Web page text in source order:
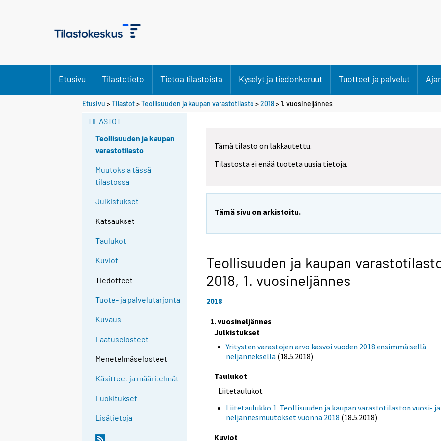
Etusivu Tilastotieto Tietoa tilastoista Kyselyt ja tiedonkeruut Tuotteet ja palvelut
Etusivu >Tilastot>Teollisuuden ja kaupan varastotilasto >2018>1. vuosineljännes
TILASTOT
Teollisuuden ja kaupan
varastotilasto
Muutoksia tässä
tilastossa
Julkistukset
Katsaukset
Taulukot
Kuviot
Tiedotteet
Tuote- ja palvelutarjonta
Kuvaus
Laatuselosteet
Menetelmäselosteet
Käsitteet ja määritelmät
Luokitukset
Lisätietoja
Tämä tilasto on lakkautettu.
Tilastosta ei enää tuoteta uusia tietoja.
Tämä sivu on arkistoitu.
Teollisuuden ja kaupan
2018, 1. vuosineljännes
2018
1. vuosineljännes
Julkistukset
Yritysten varastojen arvo kasvoi vuoden 2018 ensimmäisellä
neljänneksellä (18.5.2018)
Taulukot
Liitetaulukot
Liitetaulukko 1. Teollisuuden ja kaupan varastotilaston vuosi- ja
neljännesmuutokset vuonna 2018 (18.5.2018)
Kuviot